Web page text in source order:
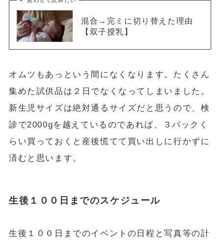
混合→完ミに切り替えた理由
【双子授乳】
オムツもあっという間になくなります。たくさん
集めた試供品は２日でなくなってしまいました。
新生児サイズは絶対通るサイズだと思うので、検
診で2000gを越えているのであれば、３パックく
らい買っておくと産後慌てて買い出しに行かずに
済むと思います。
生後１００日までのスケジュール
生後１００日までのイベントの日程と写真等の計